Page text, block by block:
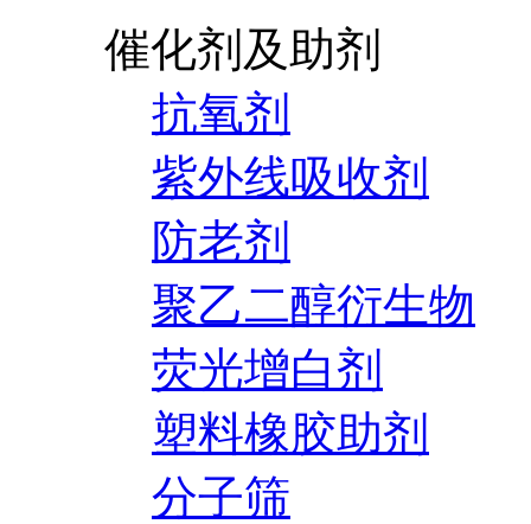
催化剂及助剂
抗氧剂
紫外线吸收剂
防老剂
聚乙二醇衍生物
荧光增白剂
塑料橡胶助剂
分子筛